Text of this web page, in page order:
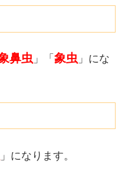
鼻虫 」「 象虫 」にな
」になります。